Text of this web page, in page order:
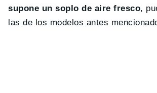
supone un soplo de aire fresco,
las de los modelos antes